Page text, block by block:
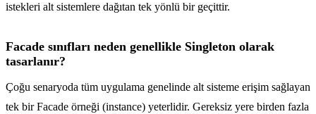
istekleri alt sistemlere dağıtan tek yönlü bir geçittir.
Facade sınıfları neden genellikle Singleton olarak
tasarlanır?
Çoğu senaryoda tüm uygulama genelinde alt sisteme erişim sağlayan
tek bir Facade örneği (instance) yeterlidir. Gereksiz yere birden fazla